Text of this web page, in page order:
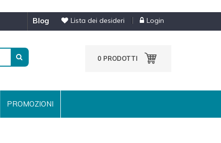
Lista dei desideri Login
blog
0 PRODOTTI
PROMOZIONI